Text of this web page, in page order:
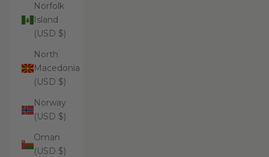
Norfolk
Island
(USD $)
North
Macedonia
(USD $)
Norway
(USD $)
Oman
(USD $)